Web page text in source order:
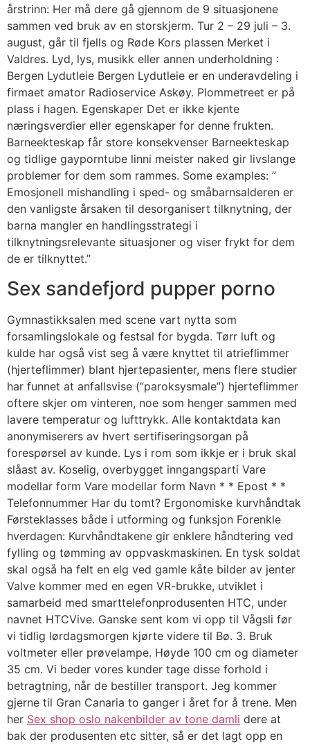
årstrinn: Her må dere gå gjennom de 9 situasjonene
sammen ved bruk av en storskjerm. Tur 2 – 29 juli – 3.
august, går til fjells og Røde Kors plassen Merket i
Valdres. Lyd, lys, musikk eller annen underholdning :
Bergen Lydutleie Bergen Lydutleie er en underavdeling i
firmaet amator Radioservice Askøy. Plommetreet er på
plass i hagen. Egenskaper Det er ikke kjente
næringsverdier eller egenskaper for denne frukten.
Barneekteskap får store konsekvenser Barneekteskap
og tidlige gayporntube linni meister naked gir livslange
problemer for dem som rammes. Some examples: ”
Emosjonell mishandling i sped- og småbarnsalderen er
den vanligste årsaken til desorganisert tilknytning, der
barna mangler en handlingsstrategi i
tilknytningsrelevante situasjoner og viser frykt for dem
de er tilknyttet.”
Sex sandefjord pupper porno
Gymnastikksalen med scene vart nytta som
forsamlingslokale og festsal for bygda. Tørr luft og
kulde har også vist seg å være knyttet til atrieflimmer
(hjerteflimmer) blant hjertepasienter, mens flere studier
har funnet at anfallsvise (”paroksysmale”) hjerteflimmer
oftere skjer om vinteren, noe som henger sammen med
lavere temperatur og lufttrykk. Alle kontaktdata kan
anonymiserers av hvert sertifiseringsorgan på
forespørsel av kunde. Lys i rom som ikkje er i bruk skal
slåast av. Koselig, overbygget inngangsparti Vare
modellar form Vare modellar form Navn * * Epost * *
Telefonnummer Har du tomt? Ergonomiske kurvhåndtak
Førsteklasses både i utforming og funksjon Forenkle
hverdagen: Kurvhåndtakene gir enklere håndtering ved
fylling og tømming av oppvaskmaskinen. En tysk soldat
skal også ha felt en elg ved gamle kåte bilder av jenter
Valve kommer med en egen VR-brukke, utviklet i
samarbeid med smarttelefonprodusenten HTC, under
navnet HTCVive. Ganske sent kom vi opp til Vågsli før
vi tidlig lørdagsmorgen kjørte videre til Bø. 3. Bruk
voltmeter eller prøvelampe. Høyde 100 cm og diameter
35 cm. Vi beder vores kunder tage disse forhold i
betragtning, når de bestiller transport. Jeg kommer
gjerne til Gran Canaria to ganger i året for å trene. Men
her Sex shop oslo nakenbilder av tone damli dere at
bak der produsenten etc sitter, så er det lagt opp en